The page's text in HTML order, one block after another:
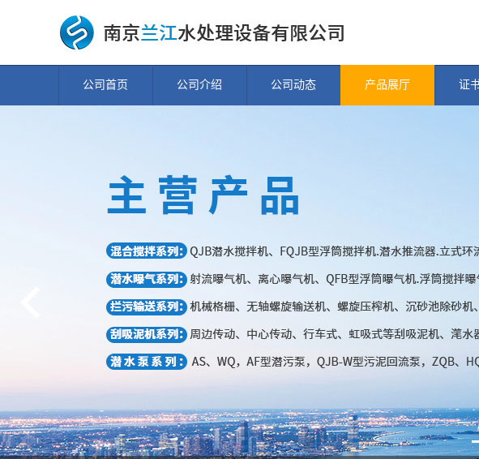
公司首页 公司介绍 公司动态 产品展厅 证